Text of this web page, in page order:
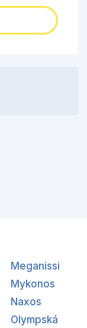
Meganissi
Mykonos
Naxos
Olympská